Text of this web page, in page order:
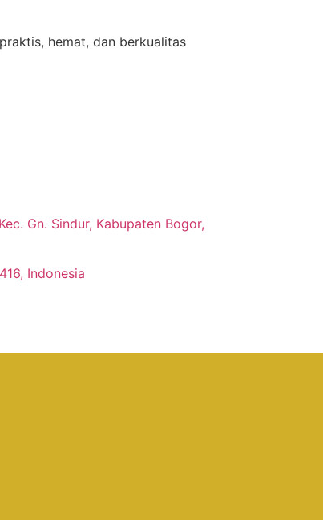
hemat, dan berkualitas
Gn. Sindur, Kabupaten Bogor,
Indonesia